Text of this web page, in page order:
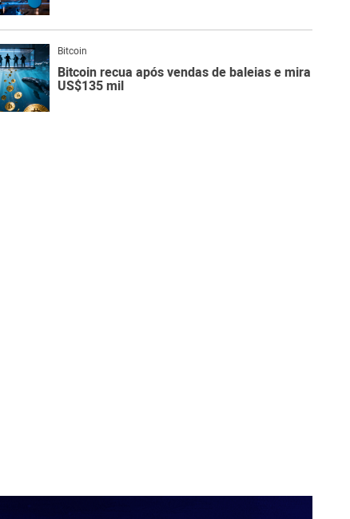
Bitcoin
Bitcoin recua após vendas de baleias e mira
US$135 mil